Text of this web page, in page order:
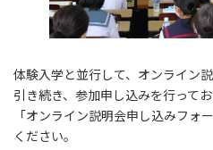
体験入学と並行して、オンライン
引き続き、参加申し込みを行ってお
「オンライン説明会申し込みフォ
ください。